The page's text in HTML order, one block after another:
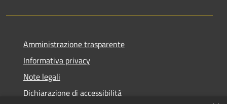
Amministrazione trasparente
Informativa privacy
Note legali
Dichiarazione di accessibilità